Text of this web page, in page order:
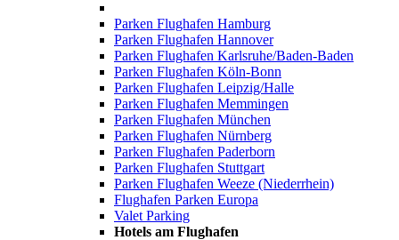
Parken Flughafen Hamburg
Parken Flughafen Hannover
Parken Flughafen Karlsruhe/Baden-Baden
Parken Flughafen Köln-Bonn
Parken Flughafen Leipzig/Halle
Parken Flughafen Memmingen
Parken Flughafen München
Parken Flughafen Nürnberg
Parken Flughafen Paderborn
Parken Flughafen Stuttgart
Parken Flughafen Weeze (Niederrhein)
Flughafen Parken Europa
Valet Parking
Hotels am Flughafen